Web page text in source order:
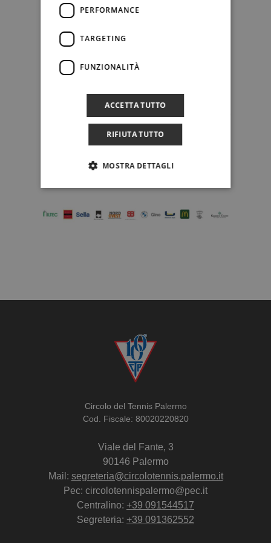
Circolo del Tennis Palermo
Cod. Fiscale: 80020220820
Viale del Fante, 3
90146 Palermo
Mail: segreteria@circolotennis.palermo.it
Pec: circolotennispalermo@pec.it
Centralino: +39 091544517
Segreteria: +39 091362552
PERFORMANCE
TARGETING
FUNZIONALITÀ
ACCETTA TUTTO
RIFIUTA TUTTO
MOSTRA DETTAGLI